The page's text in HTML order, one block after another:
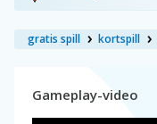
gratis spill kortspill
Gameplay-video